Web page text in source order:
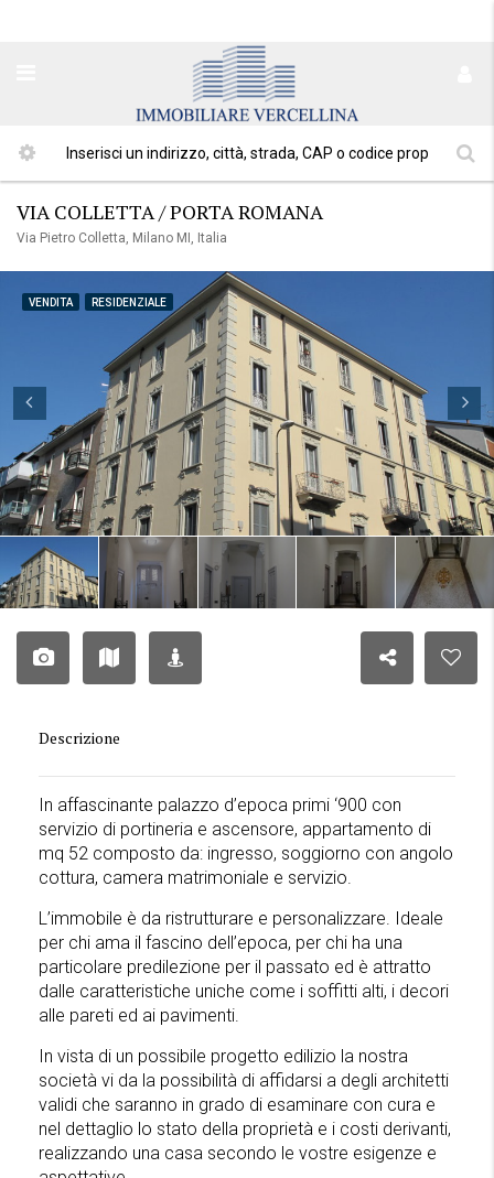
VIA COLLETTA / PORTA ROMANA
Via Pietro Colletta, Milano MI, Italia
VENDITA RESIDENZIALE
Descrizione
In affascinante palazzo d’epoca primi ‘900 con
servizio di portineria e ascensore, appartamento di
mq 52 composto da: ingresso, soggiorno con angolo
cottura, camera matrimoniale e servizio.
L’immobile è da ristrutturare e personalizzare. Ideale
per chi ama il fascino dell’epoca, per chi ha una
particolare predilezione per il passato ed è attratto
dalle caratteristiche uniche come i soffitti alti, i decori
alle pareti ed ai pavimenti.
In vista di un possibile progetto edilizio la nostra
società vi da la possibilità di affidarsi a degli architetti
validi che saranno in grado di esaminare con cura e
nel dettaglio lo stato della proprietà e i costi derivanti,
realizzando una casa secondo le vostre esigenze e